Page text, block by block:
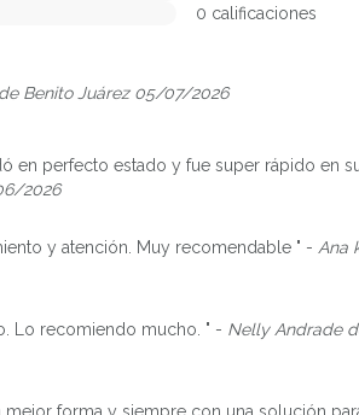
0 calificaciones
Benito Juárez 05/07/2026
en perfecto estado y fue super rápido en
2026
y atención. Muy recomendable " - Ana
Lo recomiendo mucho. " - Nelly Andrade
forma y siempre con una solución